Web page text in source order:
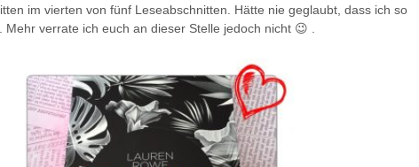
im vierten von fünf Leseabschnitten. Hätte nie geglaubt, dass ich so
verrate ich euch an dieser Stelle jedoch nicht 😉 .